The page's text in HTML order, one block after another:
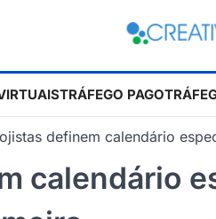
TRÁFEGO PAGO
definem calendário
calendário